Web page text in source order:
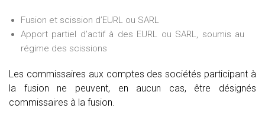
Fusion et scission d’EURL ou SARL
Apport partiel d’actif à des EURL ou SARL, soumis au
régime des scissions
Les commissaires aux comptes des sociétés participant à
la fusion ne peuvent, en aucun cas, être désignés
commissaires à la fusion.